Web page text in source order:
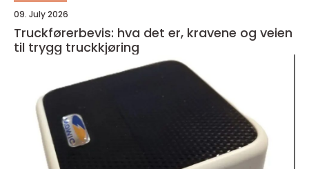
09. July 2026
Truckførerbevis: hva det er, kravene og veien
til trygg truckkjøring